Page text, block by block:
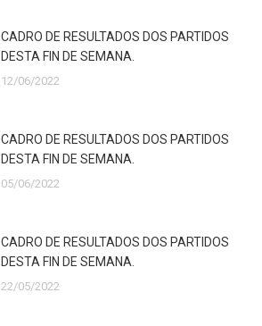
CADRO DE RESULTADOS DOS PARTIDOS
DESTA FIN DE SEMANA.
12/06/2022
CADRO DE RESULTADOS DOS PARTIDOS
DESTA FIN DE SEMANA.
05/06/2022
CADRO DE RESULTADOS DOS PARTIDOS
DESTA FIN DE SEMANA.
22/05/2022